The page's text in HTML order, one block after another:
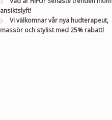
ansiktslyft!
Vi välkomnar vår nya hudterapeut,
massör och stylist med 25% rabatt!